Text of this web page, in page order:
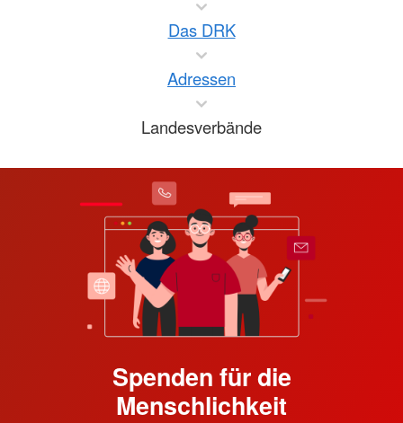
Das DRK
Adressen
Landesverbände
Spenden für die
Menschlichkeit